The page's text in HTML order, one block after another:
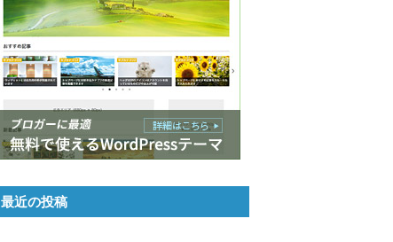
最近の投稿